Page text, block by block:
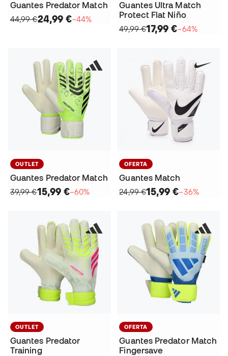
Guantes Predator Match
44,99 €24,99 €−44%
Guantes Ultra Match
Protect Flat Niño
49,99 €17,99 €−64%
OUTLET
Guantes Predator Match
39,99 €15,99 €−60%
OFERTA
Guantes Match
24,99 €15,99 €−36%
OUTLET
Guantes Predator
Training
OFERTA
Guantes Predator Match
Fingersave